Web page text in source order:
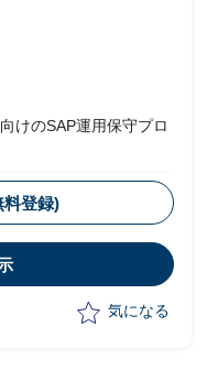
けのSAP運用保守プロ
ープ拡大として、現状
施予定
グにおける要件整理
導
料登録)
気になる